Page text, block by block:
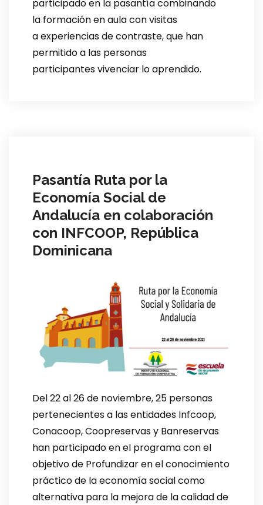
participado en la pasantía combinando
la formación en aula con visitas
a experiencias de contraste, que han
permitido a las personas
participantes vivenciar lo aprendido​.
Pasantía Ruta por la
Economía Social de
Andalucía en colaboración
con INFCOOP, República
Dominicana
Del 22 al 26 de noviembre, 25 personas
pertenecientes a las entidades Infcoop,
Conacoop, Coopreservas y Banreservas
han participado en el programa con el
objetivo de Profundizar en el conocimiento
práctico de la economía social como
alternativa para la mejora de la calidad de